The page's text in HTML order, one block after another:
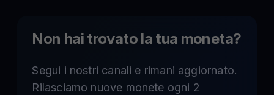
Non hai trovato la tua moneta?
Segui i nostri canali e rimani aggiornato.
Rilasciamo nuove monete ogni 2